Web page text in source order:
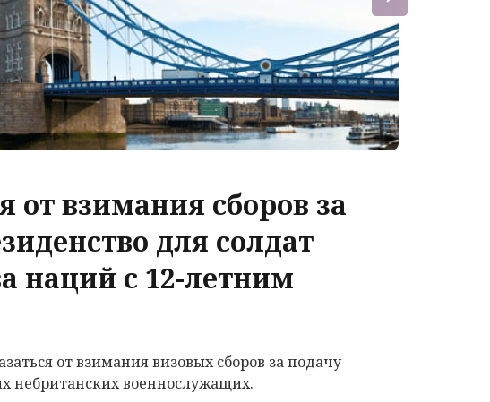
от взимания сборов за
для солдат
наций с 12-летним
от взимания визовых сборов за подачу
небританских военнослужащих.